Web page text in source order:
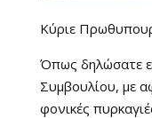
Κύριε
Όπως δηλώσατε
Συμβουλίου, με
φονικές